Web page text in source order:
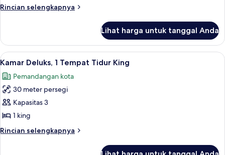
Rincian selengkapnya
Rincian
Kamar
Twin
Lihat harga untuk tanggal Anda
Lihat
semua
foto
untuk
Kamar
Deluks,
1
Tempat
Selimut bulu angsa, brankas, meja
14
Kamar Deluks, 1 Tempat Tidur King
Pemandangan kota
30 meter persegi
Kapasitas 3
1 king
Rincian selengkapnya
Rincian